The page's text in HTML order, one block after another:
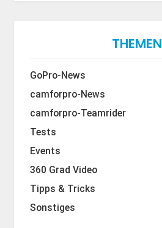
THEMEN
GoPro-News
camforpro-News
camforpro-Teamrider
Tests
Events
360 Grad Video
Tipps & Tricks
Sonstiges